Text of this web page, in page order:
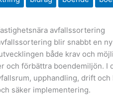
avfallssortering
blir snabbt en
både krav och
och förbättra boendemiljön. I
upphandling, drift
säker implementering.